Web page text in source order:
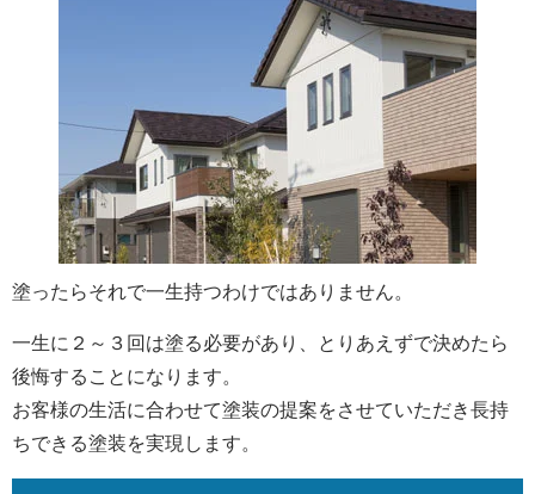
塗ったらそれで一生持つわけではありません。
一生に２～３回は塗る必要があり、とりあえずで決めたら
後悔することになります。
お客様の生活に合わせて塗装の提案をさせていただき長持
ちできる塗装を実現します。